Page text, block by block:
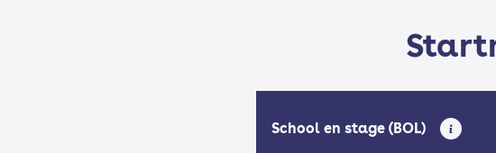
School en stage (BOL)